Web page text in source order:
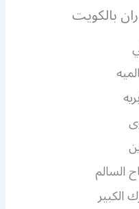
بالكويت
السالم
الكبير